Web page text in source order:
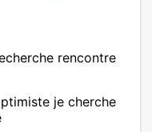
rencontre
je cherche